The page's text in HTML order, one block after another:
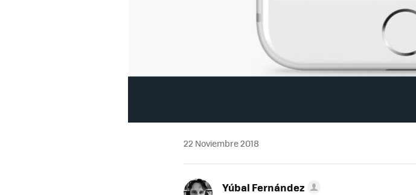
22 Noviembre 2018
Yúbal Fernández